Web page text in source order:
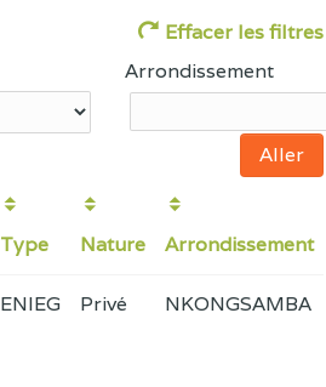
Effacer les filtres
Arrondissement
Type Nature Arrondissement
ENIEG Privé NKONGSAMBA